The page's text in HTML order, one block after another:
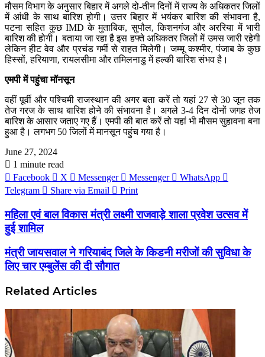
मौसम विभाग के अनुसार बिहार में अगले दो-तीन दिनों में राज्य के अधिकतर जिलों
में आंधी के साथ बारिश होगी। उत्तर बिहार में भयंकर बारिश की संभावना है,
पटना सहित कुछ IMD के मुताबिक, सुपौल, किशनगंज और अररिया में भारी
बारिश की होगी। बताया जा रहा है इस हफ्ते अधिकतर जिलों में उमस जारी रहेगी
लेकिन हीट वेव और प्रचंड गर्मी से राहत मिलेगी। जम्मू कश्मीर, पंजाब के कुछ
हिस्सों, हरियाणा, रायलसीमा और तमिलनाडु में हल्की बारिश संभव है।
एमपी में पहुंचा मॉनसून
वहीं पूर्वी और पश्चिमी राजस्थान की अगर बता करें तो यहां 27 से 30 जून तक
तेज गरज के साथ बारिश होने की संभावना है। अगले 3-4 दिन दोनों जगह तेज
बारिश के आसार जताए गए हैं। एमपी की बात करें तो यहां भी मौसम सुहावना बना
हुआ है। लगभग 50 जिलों में मानसून पहुंच गया है।
June 27, 2024
1 minute read
Facebook
X Messenger Messenger
WhatsApp
Telegram
Share via Email Print
महिला एवं बाल विकास मंत्री लक्ष्मी राजवाड़े शाला प्रवेश उत्सव में
हुई शामिल
मंत्री जायसवाल ने गरियाबंद जिले के किडनी मरीजों की सुविधा के
लिए चार एम्बुलेंस की दी सौगात
Related Articles